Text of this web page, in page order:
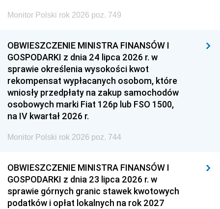
Monitor Polski rok 2026 poz. 749
OBWIESZCZENIE MINISTRA FINANSÓW I
GOSPODARKI z dnia 24 lipca 2026 r. w
sprawie określenia wysokości kwot
rekompensat wypłacanych osobom, które
wniosły przedpłaty na zakup samochodów
osobowych marki Fiat 126p lub FSO 1500,
na IV kwartał 2026 r.
Monitor Polski rok 2026 poz. 744
OBWIESZCZENIE MINISTRA FINANSÓW I
GOSPODARKI z dnia 23 lipca 2026 r. w
sprawie górnych granic stawek kwotowych
podatków i opłat lokalnych na rok 2027